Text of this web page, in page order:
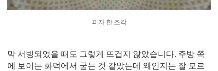
피자 한 조각
막 서빙되었을 때도 그렇게 뜨겁지 않았습니다. 주방 쪽
에 보이는 화덕에서 굽는 것 같았는데 왜인지는 잘 모르